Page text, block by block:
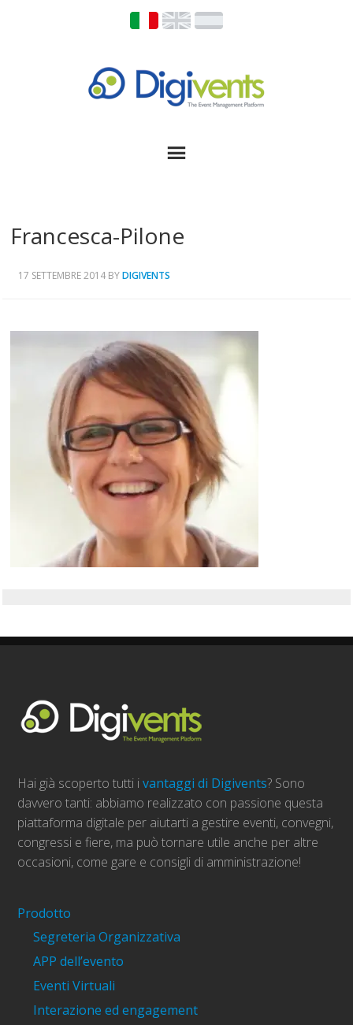
Francesca-Pilone
17 SETTEMBRE 2014 BYDIGIVENTS
Hai già scoperto tutti ivantaggi di Digivents? Sono
davvero tanti: abbiamo realizzato con passione questa
piattaforma digitale per aiutarti a gestire eventi, convegni,
congressi e fiere, ma può tornare utile anche per altre
occasioni, come gare e consigli di amministrazione!
Prodotto
Segreteria Organizzativa
APP dell’evento
Eventi Virtuali
Interazione ed engagement